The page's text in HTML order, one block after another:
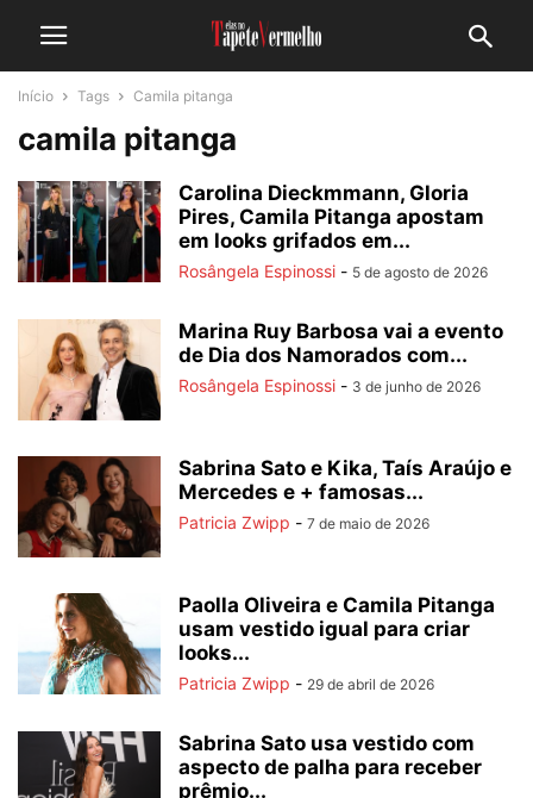
Início Tags Camila pitanga
camila pitanga
Carolina Dieckmmann, Gloria
Pires, Camila Pitanga apostam
em looks grifados em...
Rosângela Espinossi - 5 de agosto de 2026
Marina Ruy Barbosa vai a evento
de Dia dos Namorados com...
Rosângela Espinossi - 3 de junho de 2026
Sabrina Sato e Kika, Taís Araújo e
Mercedes e + famosas...
Patricia Zwipp - 7 de maio de 2026
Paolla Oliveira e Camila Pitanga
usam vestido igual para criar
looks...
Patricia Zwipp - 29 de abril de 2026
Sabrina Sato usa vestido com
aspecto de palha para receber
prêmio...